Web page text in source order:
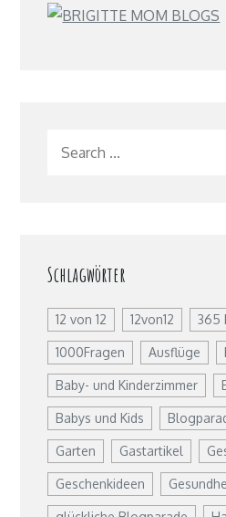
Schlagwörter
12 von 12 12von12 365
1000Fragen Ausflüge
Baby- und Kinderzimmer
Babys und Kids
Garten Gastartikel
Geschenkideen